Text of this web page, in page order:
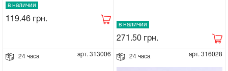
в наличии
119.46 грн.
в наличии
271.50 грн.
24 часа арт. 313006 24 часа арт. 316028